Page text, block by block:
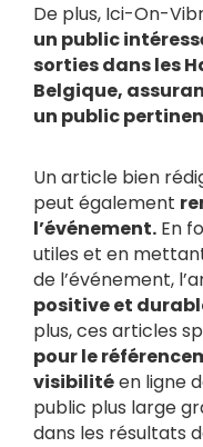
De plus, Ici-On-
un public
sorties dans les
Belgique,
un public
Un article bien
peut également
l’événement. En
utiles et en
de l’événement,
positive et
plus, ces articles
pour le
visibilitéen ligne
public plus large
dans les résultats